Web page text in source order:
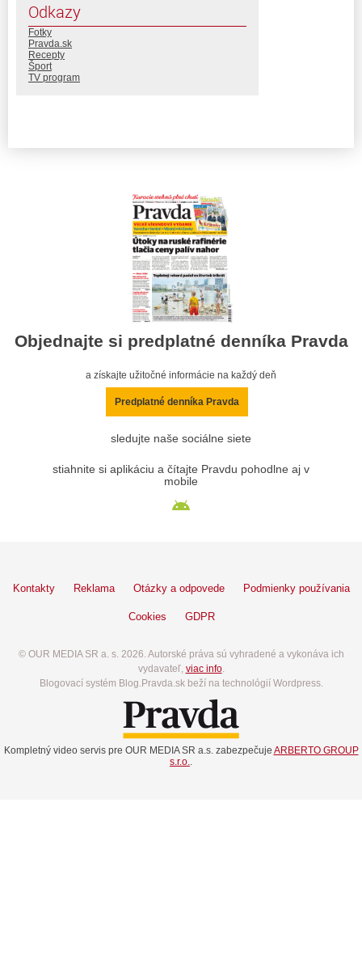
Odkazy
Fotky
Pravda.sk
Recepty
Šport
TV program
Objednajte si predplatné denníka Pravda
a získajte užitočné informácie na každý deň
Predplatné denníka Pravda
sledujte naše sociálne siete
stiahnite si aplikáciu a čítajte Pravdu pohodlne aj v
mobile
Kontakty Reklama Otázky a odpovede Podmienky používania
Cookies GDPR
© OUR MEDIA SR a. s. 2026. Autorské práva sú vyhradené a vykonáva ich
vydavateľ, viac info.
Blogovací systém Blog.Pravda.sk beží na technológií Wordpress.
Kompletný video servis pre OUR MEDIA SR a.s. zabezpečuje ARBERTO GROUP
s.r.o.